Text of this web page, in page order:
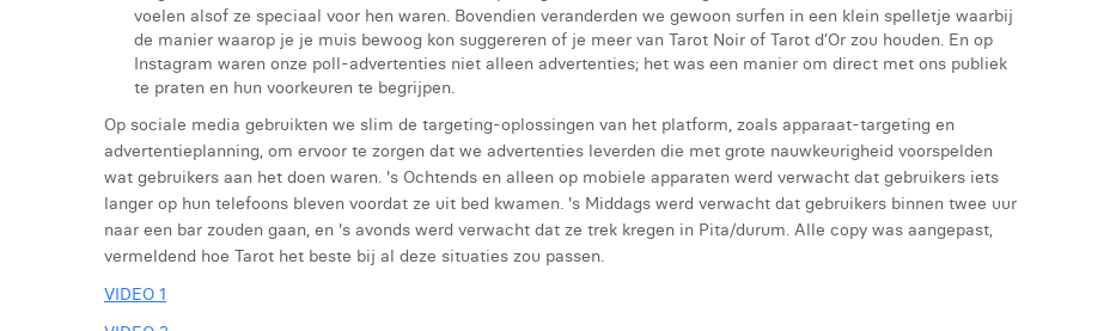
voelen alsof ze speciaal voor hen waren. Bovendien veranderden we gewoon surfen in een klein spelletje waarbij
de manier waarop je je muis bewoog kon suggereren of je meer van Tarot Noir of Tarot d’Or zou houden. En op
Instagram waren onze poll-advertenties niet alleen advertenties; het was een manier om direct met ons publiek
te praten en hun voorkeuren te begrijpen.
Op sociale media gebruikten we slim de targeting-oplossingen van het platform, zoals apparaat-targeting en
advertentieplanning, om ervoor te zorgen dat we advertenties leverden die met grote nauwkeurigheid voorspelden
wat gebruikers aan het doen waren. 's Ochtends en alleen op mobiele apparaten werd verwacht dat gebruikers iets
langer op hun telefoons bleven voordat ze uit bed kwamen. 's Middags werd verwacht dat gebruikers binnen twee uur
naar een bar zouden gaan, en 's avonds werd verwacht dat ze trek kregen in Pita/durum. Alle copy was aangepast,
vermeldend hoe Tarot het beste bij al deze situaties zou passen.
VIDEO 1